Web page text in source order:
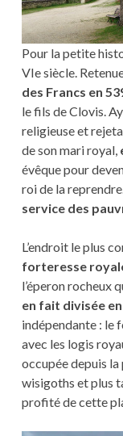
Pour la petite
VIe siècle.
des Francs en
le fils de Clovis.
religieuse et
de son mari royal,
évêque pour
roi de la
service des
L’endroit le plus
forteresse
l’éperon rocheux
en fait divisée
indépendante : le
avec les logis
occupée depuis la
wisigoths et plus
profité de cette